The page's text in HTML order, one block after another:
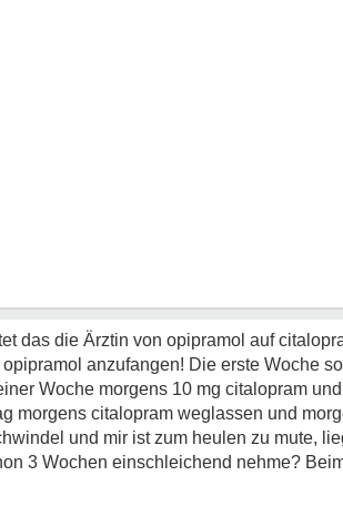
das die Ärztin von opipramol auf
anzufangen! Die erste Woche
Woche morgens 10 mg citalopram
morgens citalopram weglassen und
und mir ist zum heulen zu mute,
3 Wochen einschleichend nehme?